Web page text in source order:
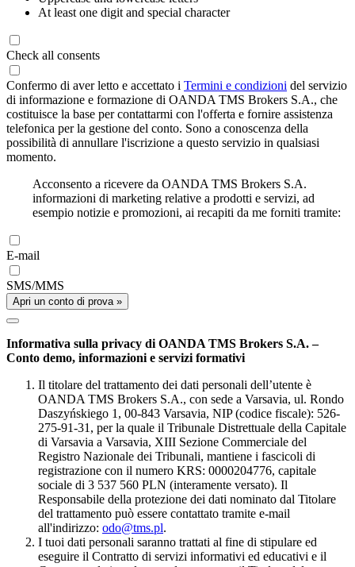
At least one digit and special character
Check all consents
Confermo di aver letto e accettato i Termini e condizioni del servizio
di informazione e formazione di OANDA TMS Brokers S.A., che
costituisce la base per contattarmi con l'offerta e fornire assistenza
telefonica per la gestione del conto. Sono a conoscenza della
possibilità di annullare l'iscrizione a questo servizio in qualsiasi
momento.
Acconsento a ricevere da OANDA TMS Brokers S.A.
informazioni di marketing relative a prodotti e servizi, ad
esempio notizie e promozioni, ai recapiti da me forniti tramite:
E-mail
SMS/MMS
Apri un conto di prova »
Informativa sulla privacy di OANDA TMS Brokers S.A. –
Conto demo, informazioni e servizi formativi
Il titolare del trattamento dei dati personali dell’utente è
OANDA TMS Brokers S.A., con sede a Varsavia, ul. Rondo
Daszyńskiego 1, 00-843 Varsavia, NIP (codice fiscale): 526-
275-91-31, per la quale il Tribunale Distrettuale della Capitale
di Varsavia a Varsavia, XIII Sezione Commerciale del
Registro Nazionale dei Tribunali, mantiene i fascicoli di
registrazione con il numero KRS: 0000204776, capitale
sociale di 3 537 560 PLN (interamente versato). Il
Responsabile della protezione dei dati nominato dal Titolare
del trattamento può essere contattato tramite e-mail
all'indirizzo: odo@tms.pl.
I tuoi dati personali saranno trattati al fine di stipulare ed
eseguire il Contratto di servizi informativi ed educativi e il